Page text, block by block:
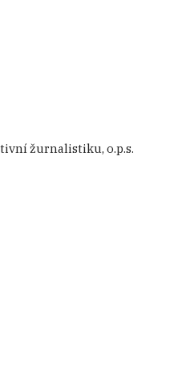
žurnalistiku, o.p.s.